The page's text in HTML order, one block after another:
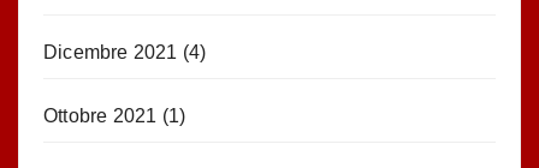
Dicembre 2021 (4)
Ottobre 2021 (1)